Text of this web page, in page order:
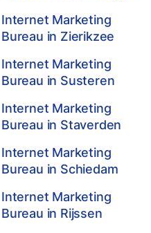
Internet Marketing
Bureau in Zierikzee
Internet Marketing
Bureau in Susteren
Internet Marketing
Bureau in Staverden
Internet Marketing
Bureau in Schiedam
Internet Marketing
Bureau in Rijssen